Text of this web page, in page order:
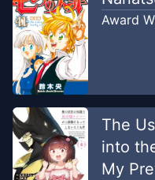
Award
The
into
My